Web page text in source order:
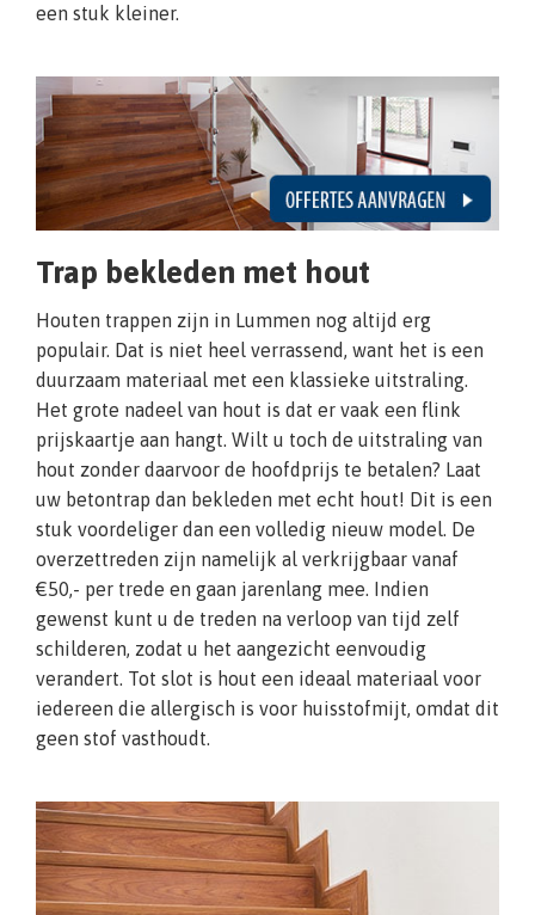
een stuk kleiner.
Trap bekleden met hout
Houten trappen zijn in Lummen nog altijd erg
populair. Dat is niet heel verrassend, want het is een
duurzaam materiaal met een klassieke uitstraling.
Het grote nadeel van hout is dat er vaak een flink
prijskaartje aan hangt. Wilt u toch de uitstraling van
hout zonder daarvoor de hoofdprijs te betalen? Laat
uw betontrap dan bekleden met echt hout! Dit is een
stuk voordeliger dan een volledig nieuw model. De
overzettreden zijn namelijk al verkrijgbaar vanaf
€50,- per trede en gaan jarenlang mee. Indien
gewenst kunt u de treden na verloop van tijd zelf
schilderen, zodat u het aangezicht eenvoudig
verandert. Tot slot is hout een ideaal materiaal voor
iedereen die allergisch is voor huisstofmijt, omdat dit
geen stof vasthoudt.